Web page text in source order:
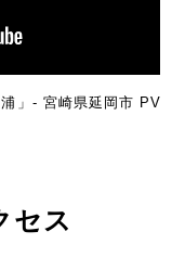
」- 宮崎県延岡市 PV
セス